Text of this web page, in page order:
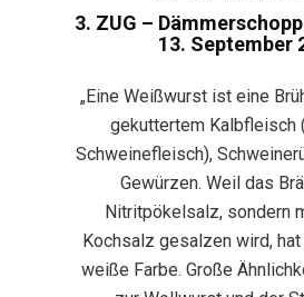
3. ZUG –
13. September
„Eine Weißwurst ist eine
gekuttertem Kalbfleisch
Schweinefleisch),
Gewürzen. Weil das
Nitritpökelsalz, sondern
Kochsalz gesalzen wird,
weiße Farbe. Große